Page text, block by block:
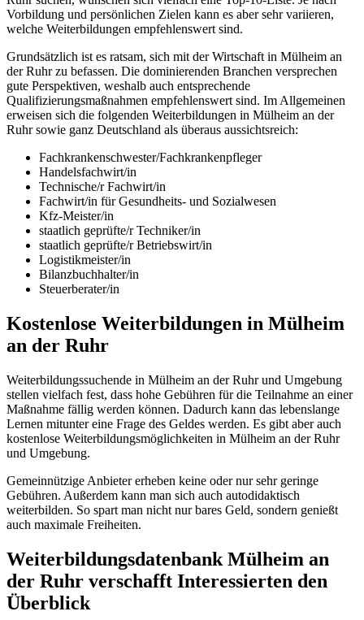
Vorbildung und persönlichen Zielen kann es aber sehr variieren,
welche Weiterbildungen empfehlenswert sind.
Grundsätzlich ist es ratsam, sich mit der Wirtschaft in Mülheim an
der Ruhr zu befassen. Die dominierenden Branchen versprechen
gute Perspektiven, weshalb auch entsprechende
Qualifizierungsmaßnahmen empfehlenswert sind. Im Allgemeinen
erweisen sich die folgenden Weiterbildungen in Mülheim an der
Ruhr sowie ganz Deutschland als überaus aussichtsreich:
Fachkrankenschwester/Fachkrankenpfleger
Handelsfachwirt/in
Technische/r Fachwirt/in
Fachwirt/in für Gesundheits- und Sozialwesen
Kfz-Meister/in
staatlich geprüfte/r Techniker/in
staatlich geprüfte/r Betriebswirt/in
Logistikmeister/in
Bilanzbuchhalter/in
Steuerberater/in
Kostenlose Weiterbildungen in Mülheim
an der Ruhr
Weiterbildungssuchende in Mülheim an der Ruhr und Umgebung
stellen vielfach fest, dass hohe Gebühren für die Teilnahme an einer
Maßnahme fällig werden können. Dadurch kann das lebenslange
Lernen mitunter eine Frage des Geldes werden. Es gibt aber auch
kostenlose Weiterbildungsmöglichkeiten in Mülheim an der Ruhr
und Umgebung.
Gemeinnützige Anbieter erheben keine oder nur sehr geringe
Gebühren. Außerdem kann man sich auch autodidaktisch
weiterbilden. So spart man nicht nur bares Geld, sondern genießt
auch maximale Freiheiten.
Weiterbildungsdatenbank Mülheim an
der Ruhr verschafft Interessierten den
Überblick